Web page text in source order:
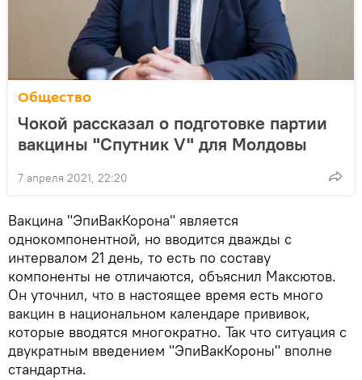
Общество
Чокой рассказал о подготовке партии
вакцины "Спутник V" для Молдовы
7 апреля 2021, 22:20
Вакцина "ЭпиВакКорона" является
однокомпонентной, но вводится дважды с
интервалом 21 день, то есть по составу
компоненты не отличаются, объяснил Максютов.
Он уточнил, что в настоящее время есть много
вакцин в национальном календаре прививок,
которые вводятся многократно. Так что ситуация с
двукратным введением "ЭпиВакКороны" вполне
стандартна.